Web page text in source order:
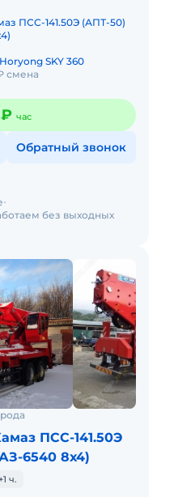
ПСС-141.50Э (АПТ-50)
SKY 360
смена
час
Обратный звонок
без выходных
ПСС-141.50Э
6540 8х4)
ч.